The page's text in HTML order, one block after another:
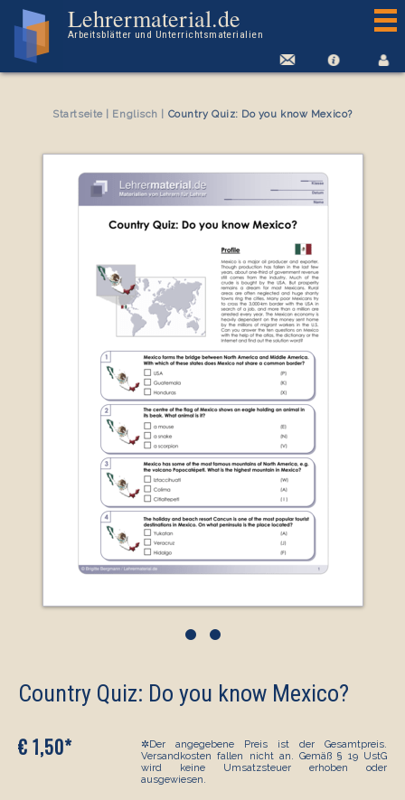
Lehrermaterial.de
Arbeitsblätter und Unterrichtsmaterialien
Startseite| Englisch Country Quiz: Do you know Mexico?
••
Country Quiz: Do you know Mexico?
€ 1,50*
✲Der angegebene Preis ist der Gesamtpreis.
Versandkosten fallen nicht an. Gemäß § 19 UstG
wird keine Umsatzsteuer erhoben oder
ausgewiesen.